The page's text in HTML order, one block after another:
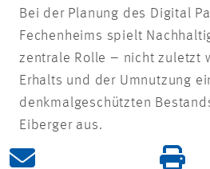
Bei der Planung des Digital
Fechenheims spielt
zentrale Rolle – nicht zuletzt
Erhalts und der Umnutzung
denkmalgeschützten
Eiberger aus.